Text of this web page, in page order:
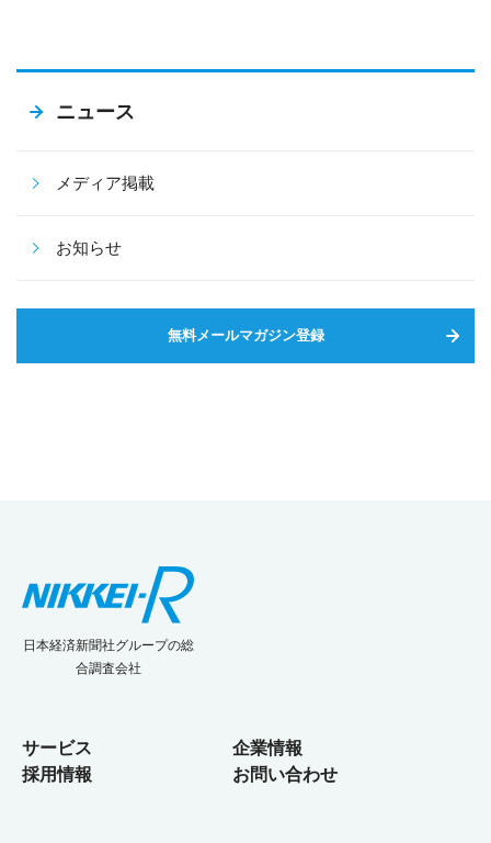
ニュース
メディア掲載
お知らせ
無料メールマガジン登録
日本経済新聞社グループの総
合調査会社
サービス
企業情報
採用情報
お問い合わせ